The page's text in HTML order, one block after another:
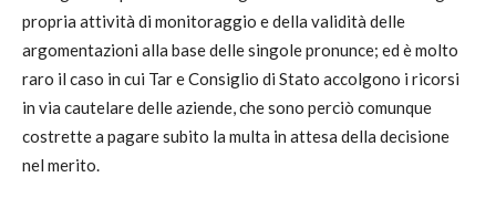
propria attività di monitoraggio e della validità delle
argomentazioni alla base delle singole pronunce; ed è molto
raro il caso in cui Tar e Consiglio di Stato accolgono i ricorsi
in via cautelare delle aziende, che sono perciò comunque
costrette a pagare subito la multa in attesa della decisione
nel merito.